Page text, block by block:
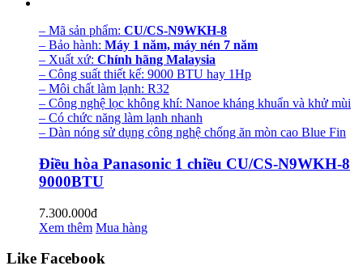
– Mã sản phẩm: CU/CS-N9WKH-8
– Bảo hành: Máy 1 năm, máy nén 7 năm
– Xuất xứ: Chính hãng Malaysia
– Công suất thiết kế: 9000 BTU hay 1Hp
– Môi chất làm lạnh: R32
– Công nghệ lọc không khí: Nanoe kháng khuẩn và khử mùi
– Có chức năng làm lạnh nhanh
– Dàn nóng sử dụng công nghệ chống ăn mòn cao Blue Fin
Điều hòa Panasonic 1 chiều CU/CS-N9WKH-8
9000BTU
7.300.000đ
Xem thêm Mua hàng
Like Facebook